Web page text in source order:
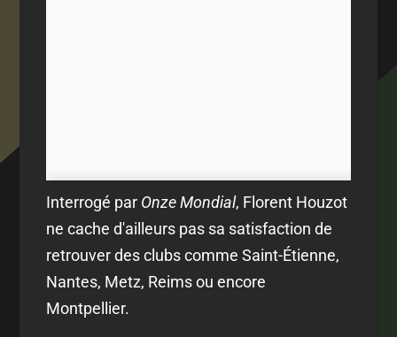
Interrogé par Onze Mondial, Florent Houzot
ne cache d'ailleurs pas sa satisfaction de
retrouver des clubs comme Saint-Étienne,
Nantes, Metz, Reims ou encore
Montpellier.